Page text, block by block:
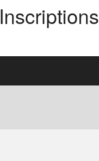
Inscriptions